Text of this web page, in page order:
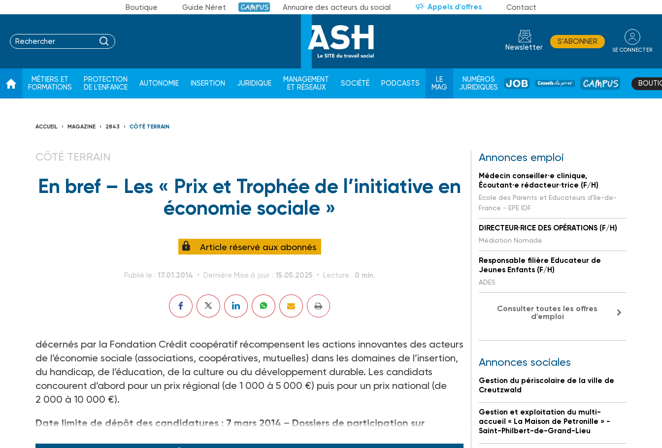
Boutique Guide Néret Campus Annuaire des acteurs du social Appels d'offres Contact
Newsletter
S'ABONNER
SE CONNECTER
MÉTIERS ET
FORMATIONS
PROTECTION
DE L'ENFANCE
AUTONOMIE INSERTION JURIDIQUE
MANAGEMENT
ET RÉSEAUX
SOCIÉTÉ PODCASTS
LE
MAG
NUMÉROS
JURIDIQUES
JOB
DE
CAMPUS
ACCUEIL MAGAZINE 2843 CÔTÉ TERRAIN
CÔTÉ TERRAIN
En bref – Les « Prix et Trophée de l’initiative en
économie sociale »
Article réservé aux abonnés
Publié le : 17.01.2014 Dernière Mise à jour : 15.05.2025 Lecture : 0 min.
décernés par la Fondation Crédit coopératif récompensent les actions innovantes des acteurs
de l’économie sociale (associations, coopératives, mutuelles) dans les domaines de l’insertion,
du handicap, de l’éducation, de la culture ou du développement durable. Les candidats
concourent d’abord pour un prix régional (de 1 000 à 5 000 €) puis pour un prix national (de
2 000 à 10 000 €).
Date limite de dépôt des candidatures : 7 mars 2014 – Dossiers de participation sur
Annonces emploi
Médecin conseiller·e clinique,
Écoutant·e rédacteur·trice (F/H)
Ecole des Parents et Educateurs d'Ile-de-
France - EPE IDF
DIRECTEUR·RICE DES OPÉRATIONS (F/H)
Médiation Nomade
Responsable filière Educateur de
Jeunes Enfants (F/H)
ADES
Consulter toutes les offres
d'emploi
Annonces sociales
Gestion du périscolaire de la ville de
Creutzwald
Gestion et exploitation du multi-
accueil « La Maison de Petronille » -
Saint-Philbert-de-Grand-Lieu